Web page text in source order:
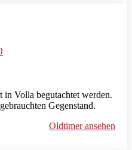
Volla begutachtet werden.
Gegenstand.
Oldtimer ansehen